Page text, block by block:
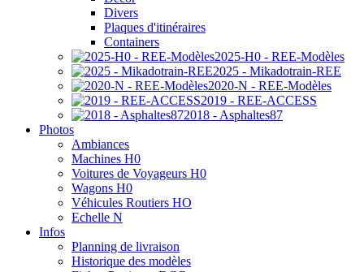
Divers
Plaques d'itinéraires
Containers
2025-H0 - REE-Modèles
2025 - Mikadotrain-REE
2020-N - REE-Modèles
2019 - REE-ACCESS
2018 - Asphaltes87
Photos
Ambiances
Machines H0
Voitures de Voyageurs H0
Wagons H0
Véhicules Routiers HO
Echelle N
Infos
Planning de livraison
Historique des modèles